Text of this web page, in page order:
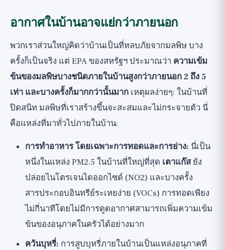
อากาศในบ้านอาจแย่กว่าภายนอก
พวกเราส่วนใหญ่คิดว่าบ้านเป็นที่หลบภัยจากมลพิษ บาง
ครั้งก็เป็นจริง แต่ EPA ของสหรัฐฯ ประมาณว่า ความเข้ม
ข้นของมลพิษบางชนิดภายในบ้านสูงกว่าภายนอก 2 ถึง 5
เท่า และบางครั้งก็มากกว่านั้นมาก เหตุผลง่ายๆ: ในบ้านที่
ปิดสนิท มลพิษที่เราสร้างขึ้นจะสะสมและไม่กระจายตัว นี่
คือแหล่งที่มาทั่วไปภายในบ้าน:
การทำอาหาร โดยเฉพาะการทอดและการย่าง: นี่เป็น
หนึ่งในแหล่ง PM2.5 ในบ้านที่ใหญ่ที่สุด เตาแก๊สยัง
ปล่อยไนโตรเจนไดออกไซด์ (NO2) และบางครั้ง
สารประกอบอินทรีย์ระเหยง่าย (VOCs) การทอดเพียง
ไม่กี่นาทีโดยไม่มีการดูดอากาศสามารถเพิ่มความเข้ม
ข้นของอนุภาคในครัวได้อย่างมาก
ควันบุหรี่: การสูบบุหรี่ภายในบ้านเป็นแหล่งอนุภาคที่